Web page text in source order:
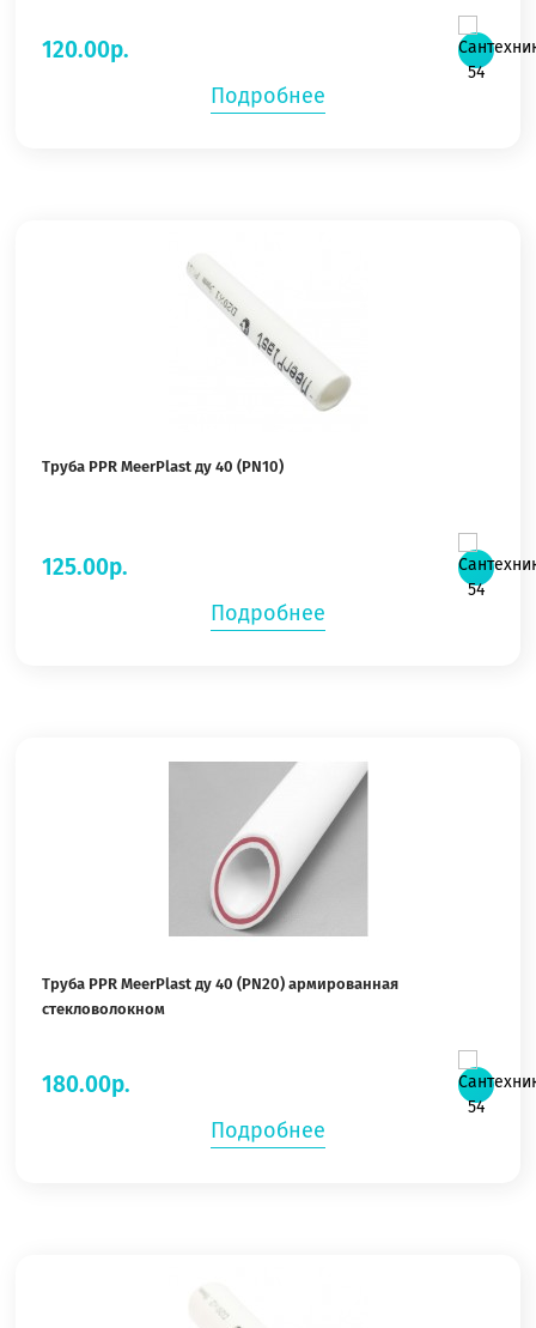
120.00р.
Подробнее
Труба PPR MeerPlast ду 40 (PN10)
125.00р.
Подробнее
Труба PPR MeerPlast ду 40 (PN20) армированная
стекловолокном
180.00р.
Подробнее